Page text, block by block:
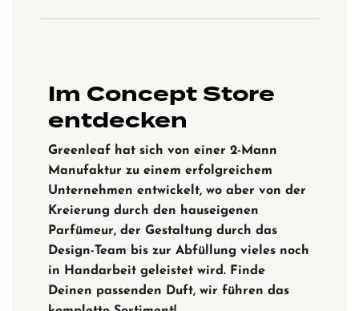
Im Concept Store
entdecken
Greenleaf hat sich von einer 2-Mann
Manufaktur zu einem erfolgreichem
Unternehmen entwickelt, wo aber von der
Kreierung durch den hauseigenen
Parfümeur, der Gestaltung durch das
Design-Team bis zur Abfüllung vieles noch
in Handarbeit geleistet wird. Finde
Deinen passenden Duft, wir führen das